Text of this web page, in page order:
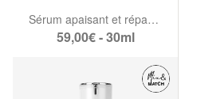
Sérum apaisant et réparateur
59,00€ - 30ml